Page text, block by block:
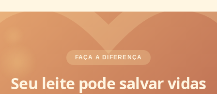
FAÇA A DIFERENÇA
Seu leite pode salvar vidas